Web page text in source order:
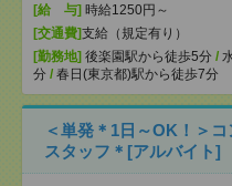
[給 与] 時給1250円～
[交通費]支給（規定有り）
[勤務地] 後楽園駅から徒歩5分 /
分 / 春日(東京都)駅から徒歩7分
＜単発＊1日～OK！＞
スタッフ＊[アルバイト]